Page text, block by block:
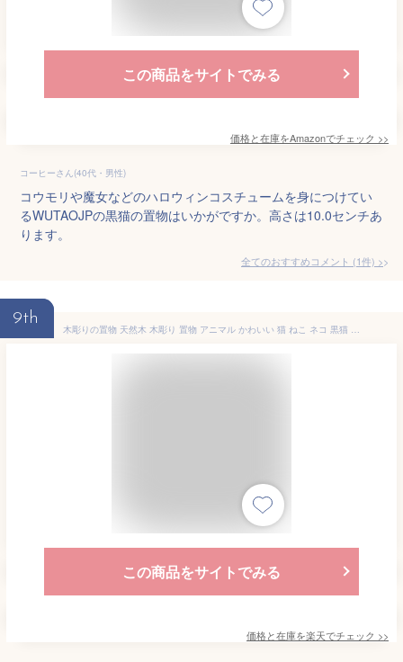
この商品をサイトでみる
価格と在庫をAmazonでチェック >>
コーヒーさん(40代・男性)
コウモリや魔女などのハロウィンコスチュームを身につけてい
るWUTAOJPの黒猫の置物はいかがですか。高さは10.0センチあ
ります。
全てのおすすめコメント (1件) >
9th
木彫りの置物 天然木 木彫り 置物 アニマル かわいい 猫 ねこ ネコ 黒猫 オーナメント 動物雑貨 おしゃれ 木製小物 オブジェ インテリア雑貨 アジアン雑貨 インドネシア プレゼント 贈り物 ギフト【お買得品】クロネコの木彫り
この商品をサイトでみる
価格と在庫を楽天でチェック >>